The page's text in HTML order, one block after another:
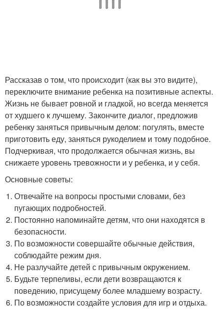
Рассказав о том, что происходит (как вы это видите),
переключите внимание ребенка на позитивные аспекты.
Жизнь не бывает ровной и гладкой, но всегда меняется
от худшего к лучшему. Закончите диалог, предложив
ребенку заняться привычным делом: погулять, вместе
приготовить еду, заняться рукоделием и тому подобное.
Подчеркивая, что продолжается обычная жизнь, вы
снижаете уровень тревожности и у ребенка, и у себя.
Основные советы:
Отвечайте на вопросы простыми словами, без
пугающих подробностей.
Постоянно напоминайте детям, что они находятся в
безопасности.
По возможности совершайте обычные действия,
соблюдайте режим дня.
Не разлучайте детей с привычным окружением.
Будьте терпеливы, если дети возвращаются к
поведению, присущему более младшему возрасту.
По возможности создайте условия для игр и отдыха.